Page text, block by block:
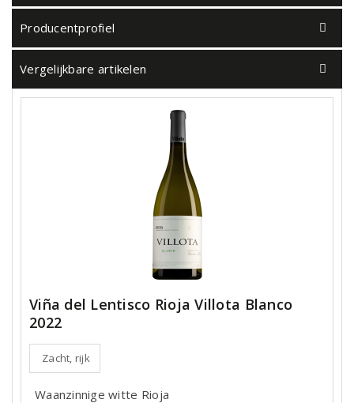
Producentprofiel
Vergelijkbare artikelen
Viña del Lentisco Rioja Villota Blanco
2022
Zacht, rijk
Waanzinnige witte Rioja